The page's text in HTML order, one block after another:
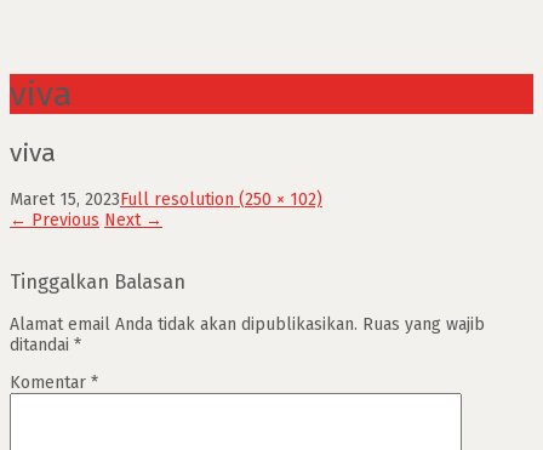
viva
viva
Maret 15, 2023Full resolution (250 × 102)
← Previous Next →
Tinggalkan Balasan
Alamat email Anda tidak akan dipublikasikan. Ruas yang wajib
ditandai *
Komentar *